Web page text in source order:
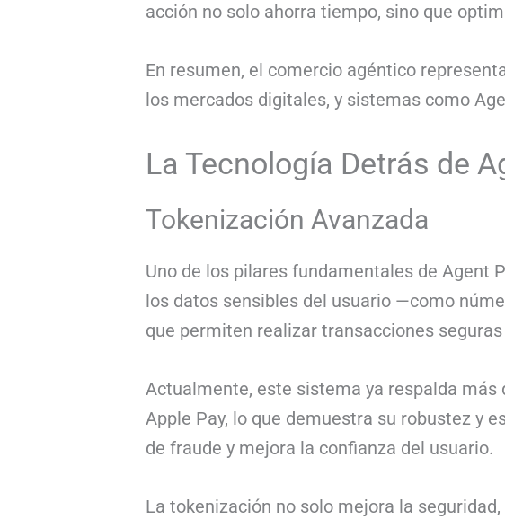
acción no solo ahorra tiempo, sino que
En resumen, el comercio agéntico
los mercados digitales, y sistemas como
La Tecnología Detrás de
Tokenización Avanzada
Uno de los pilares fundamentales de Agent
los datos sensibles del usuario —como
que permiten realizar transacciones
Actualmente, este sistema ya respalda más
Apple Pay, lo que demuestra su robustez y
de fraude y mejora la confianza del usuario.
La tokenización no solo mejora la